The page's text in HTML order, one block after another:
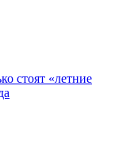
стоят «летние